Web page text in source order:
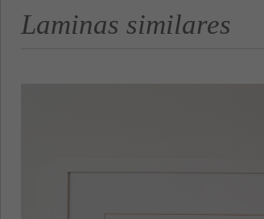
Laminas similares